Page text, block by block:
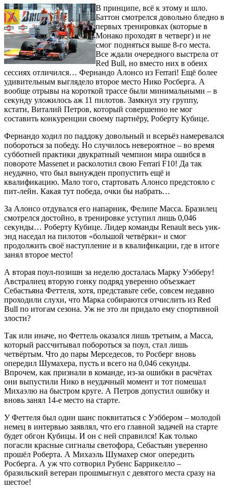
В принципе, всё к этому и шло.
Баттон смотрелся довольно бледно в
первых тренировках (которые в
Монако проходят в четверг) и не
смог подняться выше 8-го места.
Все ждали очередного выстрела от
Red Bull, но вместо них в обеих
сессиях отличился… Фернандо Алонсо из Ferrari! Ещё более
удивительным выглядело второе место Нико Росберга. А
вообще отрывы на короткой трассе были минимальными – в
секунду уложилось аж 11 пилотов. Замкнул эту группу,
кстати, Виталий Петров, который совершенно не мог
составить конкуренции своему партнёру, Роберту Кубице.
Фернандо ходил по паддоку довольный и всерьёз намеревался
побороться за победу. Но случилось невероятное – во время
субботней практики двукратный чемпион мира ошибся в
повороте Massenet и расколотил свою Ferrari F10! Да так
неудачно, что был вынужден пропустить ещё и
квалификацию. Мало того, стартовать Алонсо предстояло с
пит-лейн. Какая тут победа, очки бы набрать…
За Алонсо отдувался его напарник, Фелипе Масса. Бразилец
смотрелся достойно, в тренировке уступил лишь 0,046
секунды… Роберту Кубице. Лидер команды Renault весь уик-
энд наседал на пилотов «большой четвёрки» и смог
продолжить своё наступление и в квалификации, где в итоге
занял второе место!
А вторая поул-позишн за неделю досталась Марку Уэбберу!
Австралиец вторую гонку подряд уверенно объезжает
Себастьяна Феттеля, хотя, представьте себе, совсем недавно
проходили слухи, что Марка собираются отчислить из Red
Bull по итогам сезона. Уж не это ли придало ему спортивной
злости?
Так или иначе, но Феттель оказался лишь третьим, а Масса,
который рассчитывал побороться за поул, стал лишь
четвёртым. Что до пары Мерседесов, то Росберг вновь
опередил Шумахера, пусть и всего на 0,046 секунды.
Впрочем, как признали в команде, из-за ошибки в расчётах
они выпустили Нико в неудачный момент и тот помешал
Михаэлю на быстром круге. А Петров допустил ошибку и
вновь занял 14-е место на старте.
У Феттеля был один шанс поквитаться с Уэббером – молодой
немец в интервью заявлял, что его главной задачей на старте
будет обгон Кубицы. И он с ней справился! Как только
погасли красные сигналы светофора, Себастьян уверенно
прошёл Роберта. А Михаэль Шумахер смог опередить
Росберга. А уж что сотворил Рубенс Баррикелло –
бразильский ветеран прошмыгнул с девятого места сразу на
шестое!